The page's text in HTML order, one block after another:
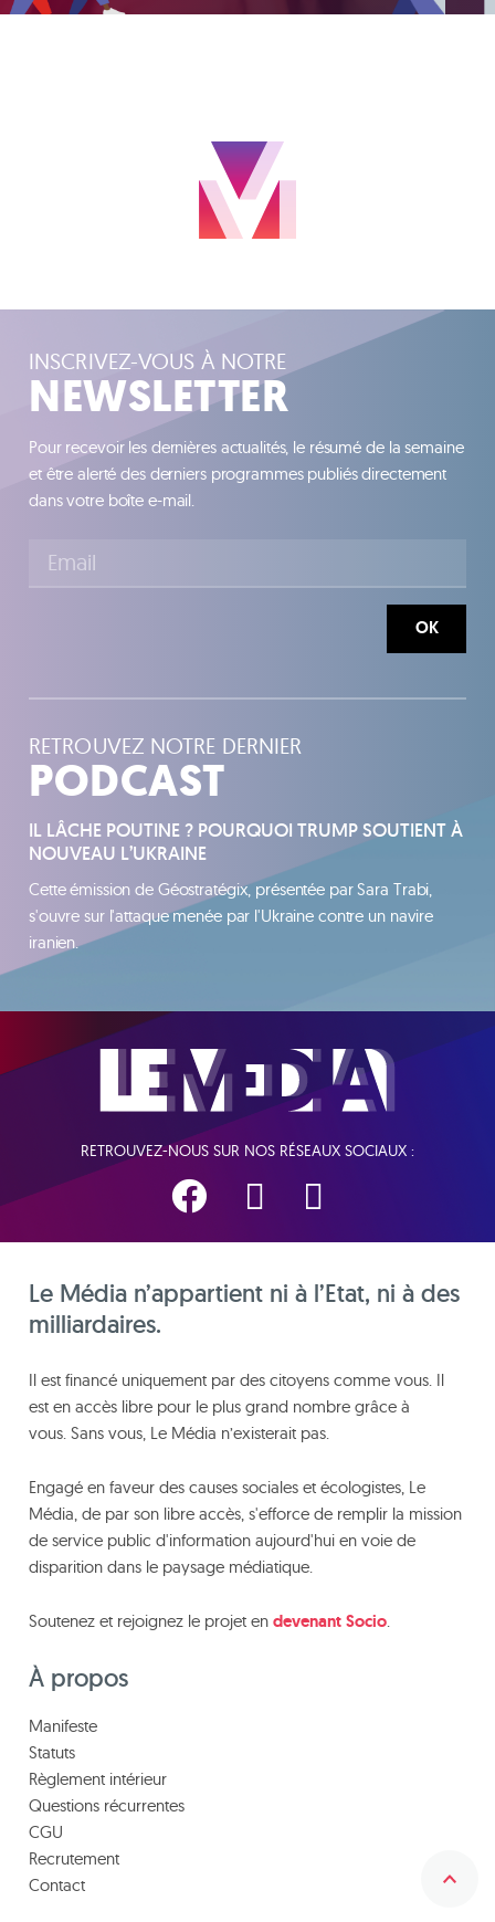
INSCRIVEZ-VOUS À NOTRE
NEWSLETTER
Pour recevoir les dernières actualités, le résumé de la semaine
et être alerté des derniers programmes publiés directement
dans votre boîte e-mail.
OK
RETROUVEZ NOTRE DERNIER
PODCAST
IL LÂCHE POUTINE ? POURQUOI TRUMP SOUTIENT À
NOUVEAU L’UKRAINE
Cette émission de Géostratégix, présentée par Sara Trabi,
s'ouvre sur l'attaque menée par l'Ukraine contre un navire
iranien.
RETROUVEZ-NOUS SUR NOS RÉSEAUX SOCIAUX :
Le Média n’appartient ni à l’Etat, ni à des
milliardaires.
Il est financé uniquement par des citoyens comme vous. Il
est en accès libre pour le plus grand nombre grâce à
vous. Sans vous, Le Média n’existerait pas.
Engagé en faveur des causes sociales et écologistes, Le
Média, de par son libre accès, s'efforce de remplir la mission
de service public d'information aujourd'hui en voie de
disparition dans le paysage médiatique.
Soutenez et rejoignez le projet en devenant Socio
À propos
Manifeste
Statuts
Règlement intérieur
Questions récurrentes
CGU
Recrutement
Contact